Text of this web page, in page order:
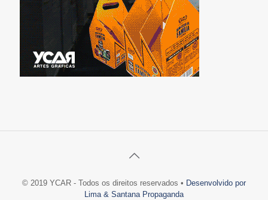
© 2019 YCAR - Todos os direitos reservados • Desenvolvido por
Lima & Santana Propaganda